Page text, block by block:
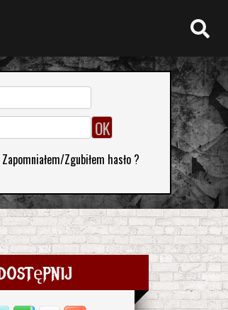
Zapomniałem/Zgubiłem hasło ?